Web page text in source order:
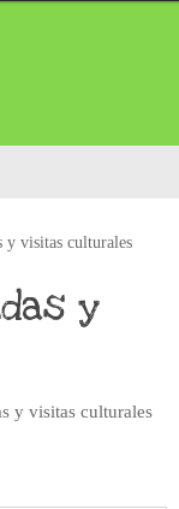
y visitas culturales
y
y visitas culturales